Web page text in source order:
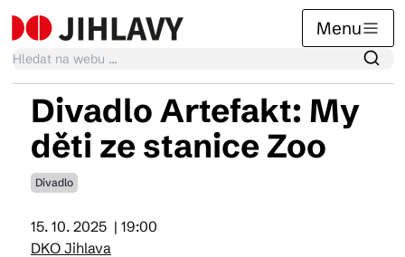
Menu
Kalendář akcí
Tradiční akce
Divadlo Artefakt: My
děti ze stanice Zoo
Divadlo
15. 10. 2025 | 19:00
DKO Jihlava